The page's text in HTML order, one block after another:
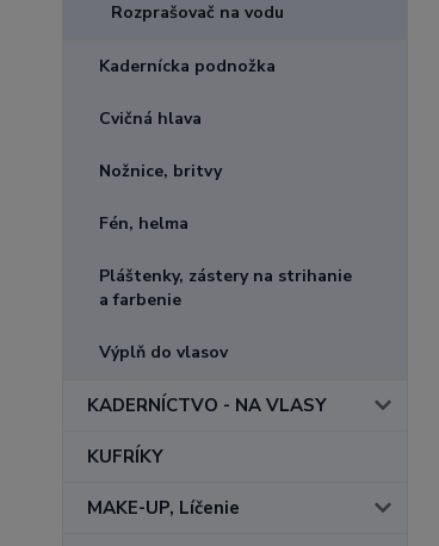
Rozprašovač na vodu
Kadernícka podnožka
Cvičná hlava
Nožnice, britvy
Fén, helma
Pláštenky, zástery na strihanie
a farbenie
Výplň do vlasov
KADERNÍCTVO - NA VLASY
KUFRÍKY
MAKE-UP, Líčenie